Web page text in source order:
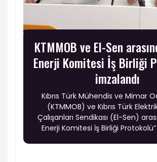
KTMMOB ve El-Sen
Enerji Komitesi İş Birliği
imzalandı
Kıbrıs Türk Mühendis ve Mimar
(KTMMOB) ve Kıbrıs Türk
Çalışanları Sendikası (El-Sen)
Enerji Komitesi İş Birliği